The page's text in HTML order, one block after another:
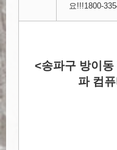
요!!!1800-
<송파구 방이
파 컴